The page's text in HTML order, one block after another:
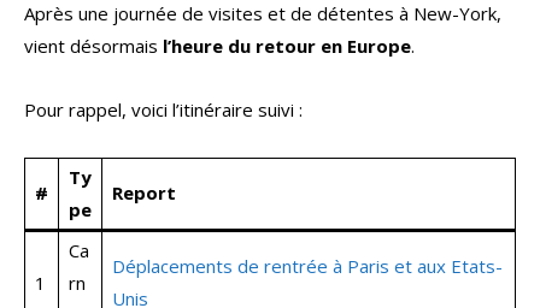
Après une journée de visites et de détentes à New-York,
vient désormais l’heure du retour en Europe.
Pour rappel, voici l’itinéraire suivi :
#
Ty
pe
Report
1
Ca
rn
Déplacements de rentrée à Paris et aux Etats-
Unis